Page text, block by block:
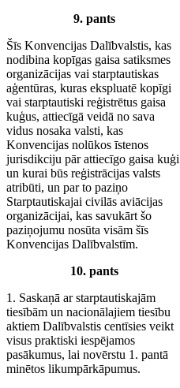
9. pants
Šīs Konvencijas Dalībvalstis, kas
nodibina kopīgas gaisa satiksmes
organizācijas vai starptautiskas
aģentūras, kuras ekspluatē kopīgi
vai starptautiski reģistrētus gaisa
kuģus, attiecīgā veidā no sava
vidus nosaka valsti, kas
Konvencijas nolūkos īstenos
jurisdikciju pār attiecīgo gaisa kuģi
un kurai būs reģistrācijas valsts
atribūti, un par to paziņo
Starptautiskajai civilās aviācijas
organizācijai, kas savukārt šo
paziņojumu nosūta visām šīs
Konvencijas Dalībvalstīm.
10. pants
1. Saskaņā ar starptautiskajām
tiesībām un nacionālajiem tiesību
aktiem Dalībvalstis centīsies veikt
visus praktiski iespējamos
pasākumus, lai novērstu 1. pantā
minētos likumpārkāpumus.